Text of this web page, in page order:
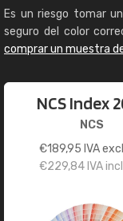
Es un riesgo tomar
seguro del color
comprar un muestra
NCS Index
NCS
€189,95 IVA
€229,84 IVA